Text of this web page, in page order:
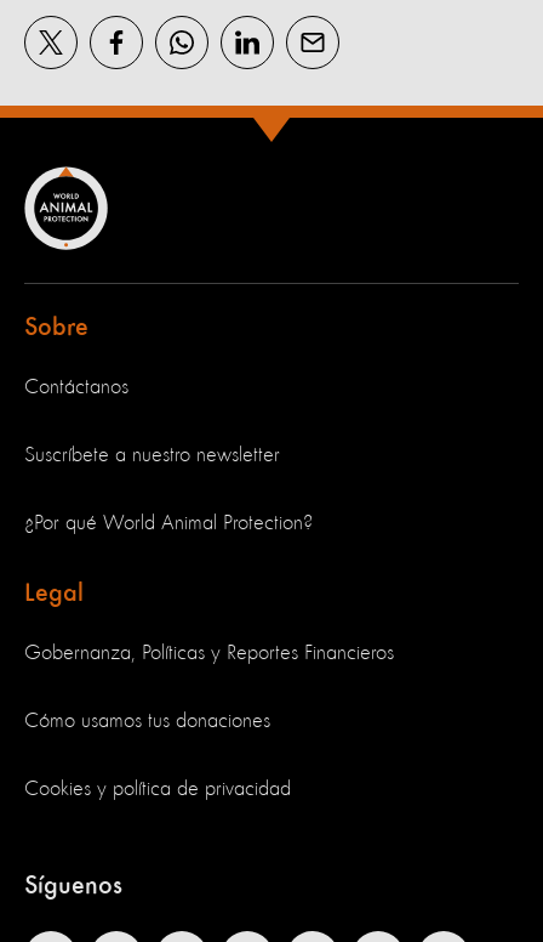
Sobre
Contáctanos
Suscríbete a nuestro newsletter
¿Por qué World Animal Protection?
Legal
Gobernanza, Políticas y Reportes Financieros
Cómo usamos tus donaciones
Cookies y política de privacidad
Síguenos